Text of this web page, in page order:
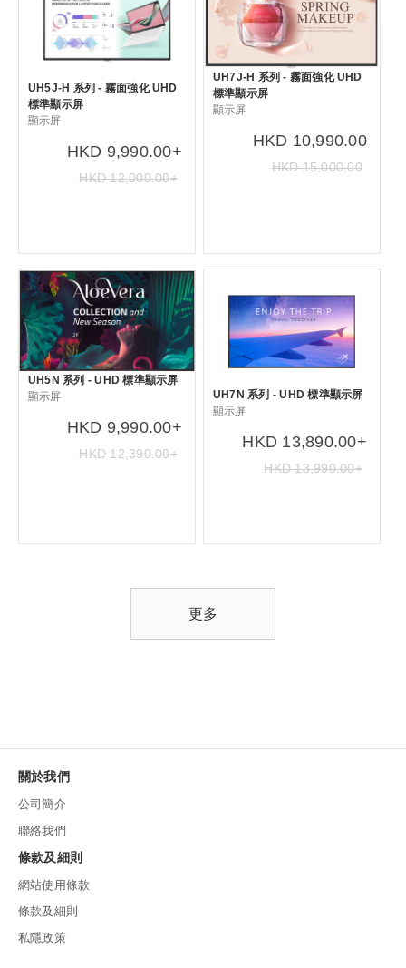
UH5J-H 系列 - 霧面強化 UHD
標準顯示屏
顯示屏
HKD 9,990.00+
HKD 12,000.00+
UH7J-H 系列 - 霧面強化 UHD
標準顯示屏
顯示屏
HKD 10,990.00
HKD 15,000.00
UH5N 系列 - UHD 標準顯示屏
顯示屏
HKD 9,990.00+
HKD 12,390.00+
UH7N 系列 - UHD 標準顯示屏
顯示屏
HKD 13,890.00+
HKD 13,990.00+
更多
關於我們
公司簡介
聯絡我們
條款及細則
網站使用條款
條款及細則
私隱政策